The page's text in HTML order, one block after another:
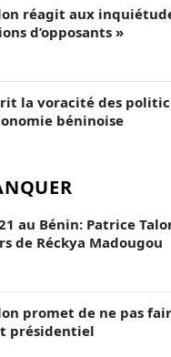
réagit aux
d’opposants »
la voracité des
béninoise
au Bénin: Patrice
de Réckya Madougou
promet de ne pas
présidentiel